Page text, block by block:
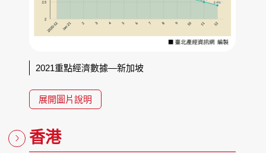
2021重點經濟數據—新加坡
展開圖片說明
香港